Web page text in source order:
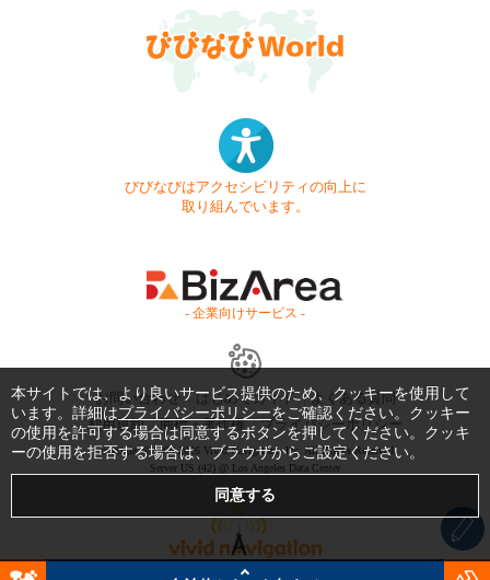
びびなびはアクセシビリティの向上に
取り組んでいます。
- 企業向けサービス -
お問い合わせ はじめてガイド
よくある質問
利用規約
商標・著作権 プライバシーポリシー
Copyright © 1999-2026 Vivid Navigation, Inc. All Rights Reserved.
Server US (42) @ Los Angeles Data Center
本サイトでは、より良いサービス提供のため、クッキーを使用して
います。詳細はプライバシーポリシーをご確認ください。クッキー
の使用を許可する場合は同意するボタンを押してください。クッキ
ーの使用を拒否する場合は、ブラウザからご設定ください。